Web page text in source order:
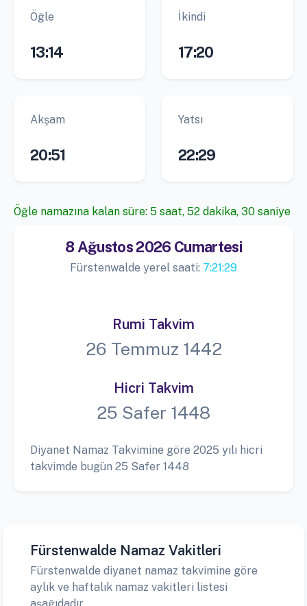
Öğle
13:14
İkindi
17:20
Akşam
20:51
Yatsı
22:29
Öğle namazına kalan süre: 5 saat, 52 dakika, 30 saniye
8 Ağustos 2026 Cumartesi
Fürstenwalde yerel saati: 7:21:29
Rumi Takvim
26 Temmuz 1442
Hicri Takvim
25 Safer 1448
Diyanet Namaz Takvimine göre 2025 yılı hicri
takvimde bugün 25 Safer 1448
Fürstenwalde Namaz Vakitleri
Fürstenwalde diyanet namaz takvimine göre
aylık ve haftalık namaz vakitleri listesi